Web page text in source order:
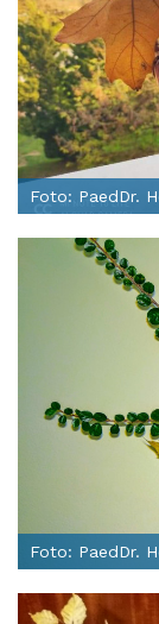
Foto: PaedDr.
Foto: PaedDr.